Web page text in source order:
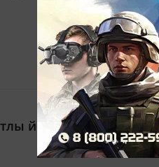
йортка кран